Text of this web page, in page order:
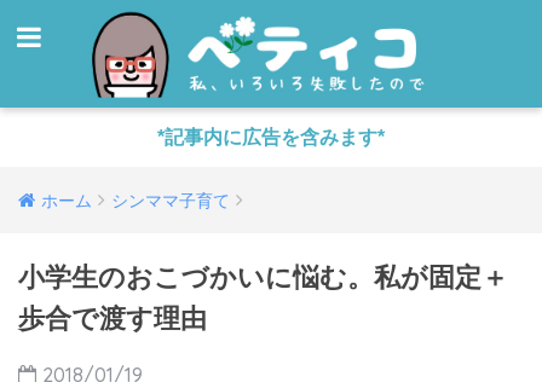
*記事内に広告を含みます*
ホーム シンママ子育て
小学生のおこづかいに悩む。私が固定＋
歩合で渡す理由
2018/01/19